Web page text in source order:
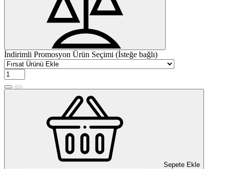
İndirimli Promosyon Ürün Seçimi (İsteğe bağlı)
Sepete Ekle